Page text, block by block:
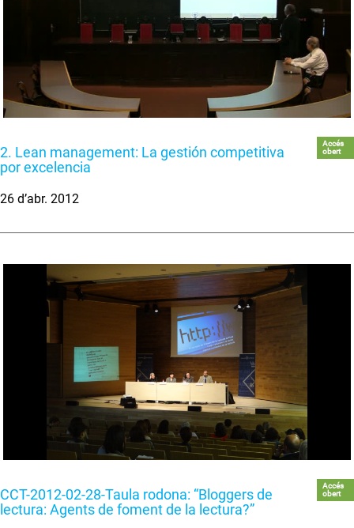
2. Lean management: La gestión competitiva
por excelencia
Accés
obert
26 d’abr. 2012
CCT-2012-02-28-Taula rodona: “Bloggers de
lectura: Agents de foment de la lectura?”
Accés
obert